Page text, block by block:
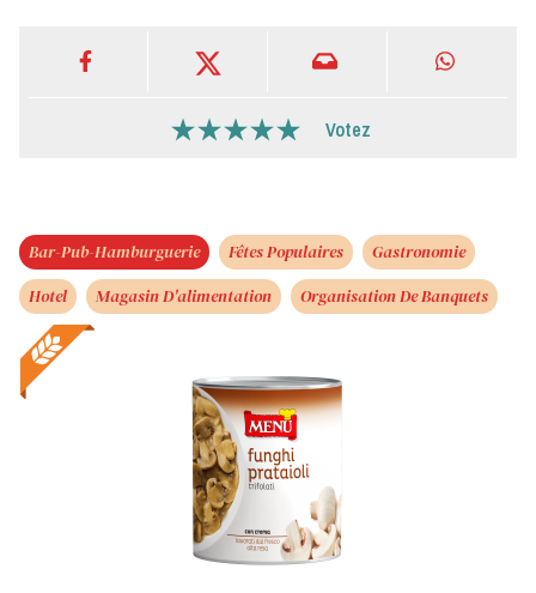
Votez
Bar-Pub-Hamburguerie Fêtes Populaires
Gastronomie
Hotel
Magasin D'alimentation Organisation De Banquets